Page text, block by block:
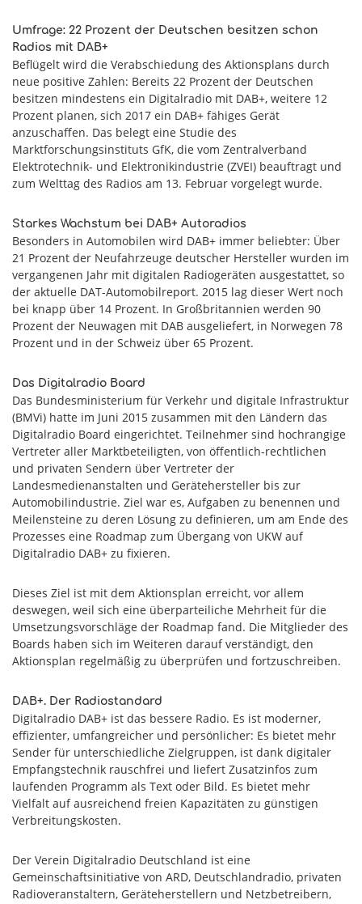
Umfrage: 22 Prozent der Deutschen besitzen schon
Radios mit DAB+
Beflügelt wird die Verabschiedung des Aktionsplans durch
neue positive Zahlen: Bereits 22 Prozent der Deutschen
besitzen mindestens ein Digitalradio mit DAB+, weitere 12
Prozent planen, sich 2017 ein DAB+ fähiges Gerät
anzuschaffen. Das belegt eine Studie des
Marktforschungsinstituts GfK, die vom Zentralverband
Elektrotechnik- und Elektronikindustrie (ZVEI) beauftragt und
zum Welttag des Radios am 13. Februar vorgelegt wurde.
Starkes Wachstum bei DAB+ Autoradios
Besonders in Automobilen wird DAB+ immer beliebter: Über
21 Prozent der Neufahrzeuge deutscher Hersteller wurden im
vergangenen Jahr mit digitalen Radiogeräten ausgestattet, so
der aktuelle DAT-Automobilreport. 2015 lag dieser Wert noch
bei knapp über 14 Prozent. In Großbritannien werden 90
Prozent der Neuwagen mit DAB ausgeliefert, in Norwegen 78
Prozent und in der Schweiz über 65 Prozent.
Das Digitalradio Board
Das Bundesministerium für Verkehr und digitale Infrastruktur
(BMVi) hatte im Juni 2015 zusammen mit den Ländern das
Digitalradio Board eingerichtet. Teilnehmer sind hochrangige
Vertreter aller Marktbeteiligten, von öffentlich-rechtlichen
und privaten Sendern über Vertreter der
Landesmedienanstalten und Gerätehersteller bis zur
Automobilindustrie. Ziel war es, Aufgaben zu benennen und
Meilensteine zu deren Lösung zu definieren, um am Ende des
Prozesses eine Roadmap zum Übergang von UKW auf
Digitalradio DAB+ zu fixieren.
Dieses Ziel ist mit dem Aktionsplan erreicht, vor allem
deswegen, weil sich eine überparteiliche Mehrheit für die
Umsetzungsvorschläge der Roadmap fand. Die Mitglieder des
Boards haben sich im Weiteren darauf verständigt, den
Aktionsplan regelmäßig zu überprüfen und fortzuschreiben.
DAB+. Der Radiostandard
Digitalradio DAB+ ist das bessere Radio. Es ist moderner,
effizienter, umfangreicher und persönlicher: Es bietet mehr
Sender für unterschiedliche Zielgruppen, ist dank digitaler
Empfangstechnik rauschfrei und liefert Zusatzinfos zum
laufenden Programm als Text oder Bild. Es bietet mehr
Vielfalt auf ausreichend freien Kapazitäten zu günstigen
Verbreitungskosten.
Der Verein Digitalradio Deutschland ist eine
Gemeinschaftsinitiative von ARD, Deutschlandradio, privaten
Radioveranstaltern, Geräteherstellern und Netzbetreibern,